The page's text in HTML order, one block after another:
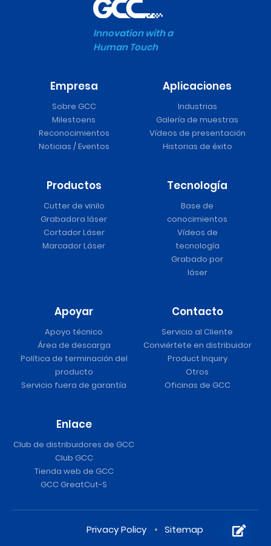
Innovation with a
Human Touch
Empresa
Sobre GCC
Milestoens
Reconocimientos
Noticias / Eventos
Aplicaciones
Industrias
Galería de muestras
Vídeos de presentación
Historias de éxito
Productos
Cutter de vinilo
Grabadora láser
Cortador Láser
Marcador Láser
Tecnología
Base de
conocimientos
Vídeos de
tecnología
Grabado por
láser
Apoyar
Apoyo técnico
Área de descarga
Política de terminación del
producto
Servicio fuera de garantía
Contacto
Servicio al Cliente
Conviértete en distribuidor
Product Inquiry
Otros
Oficinas de GCC
Enlace
Club de distribuidores de GCC
Club GCC
Tienda web de GCC
GCC GreatCut-S
Privacy Policy Sitemap